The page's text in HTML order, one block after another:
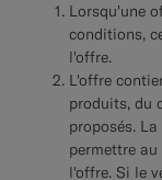
Lorsqu'une
conditions,
l'offre.
L'offre
produits, du
proposés.
permettre
l'offre. Si le